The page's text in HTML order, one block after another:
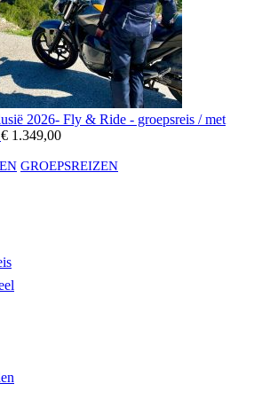
2026- Fly & Ride - groepsreis / met
€ 1.349,00
GROEPSREIZEN